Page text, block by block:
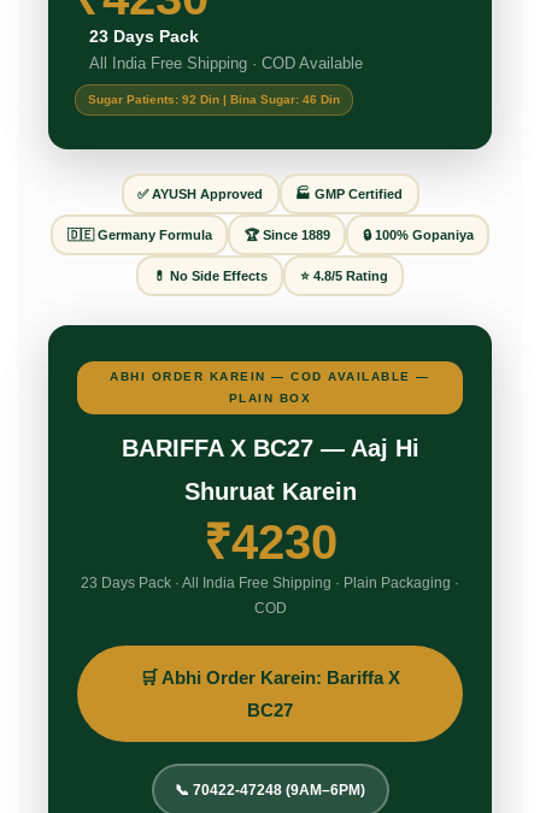
23 Days Pack
All India Free Shipping · COD Available
Sugar Patients: 92 Din | Bina Sugar: 46 Din
✅ AYUSH Approved 🏭 GMP Certified
🇩🇪 Germany Formula 🏆 Since 1889 🔒 100% Gopaniya
💊 No Side Effects ⭐ 4.8/5 Rating
ABHI ORDER KAREIN — COD AVAILABLE —
PLAIN BOX
BARIFFA X BC27 — Aaj Hi
Shuruat Karein
₹4230
23 Days Pack · All India Free Shipping · Plain Packaging ·
COD
🛒 Abhi Order Karein: Bariffa X
BC27
📞 70422-47248 (9AM–6PM)